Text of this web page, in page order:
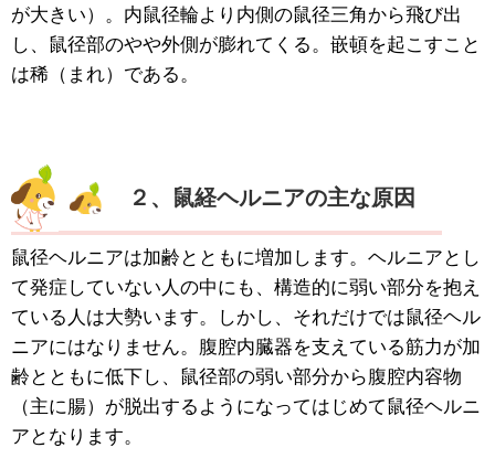
が大きい）。内鼠径輪より内側の鼠径三角から飛び出
し、鼠径部のやや外側が膨れてくる。嵌頓を起こすこと
は稀（まれ）である。
２、鼠経ヘルニアの主な原因
鼠径ヘルニアは加齢とともに増加します。ヘルニアとし
て発症していない人の中にも、構造的に弱い部分を抱え
ている人は大勢います。しかし、それだけでは鼠径ヘル
ニアにはなりません。腹腔内臓器を支えている筋力が加
齢とともに低下し、鼠径部の弱い部分から腹腔内容物
（主に腸）が脱出するようになってはじめて鼠径ヘルニ
アとなります。